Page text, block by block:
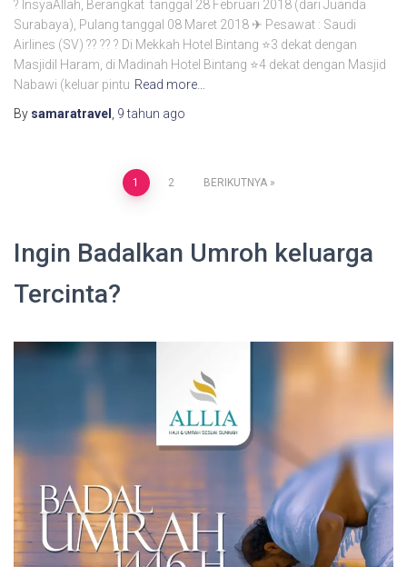
? InsyaAllah, Berangkat tanggal 28 Februari 2018 (dari Juanda
Surabaya), Pulang tanggal 08 Maret 2018 ✈ Pesawat : Saudi
Airlines (SV) ?? ?? ? Di Mekkah Hotel Bintang ⭐3 dekat dengan
Masjidil Haram, di Madinah Hotel Bintang ⭐4 dekat dengan Masjid
Nabawi (keluar pintu Read more…
By samaratravel 9 tahun ago
1 2 BERIKUTNYA
Ingin Badalkan Umroh keluarga
Tercinta?